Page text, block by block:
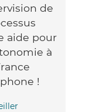
de
aide pour
à
!